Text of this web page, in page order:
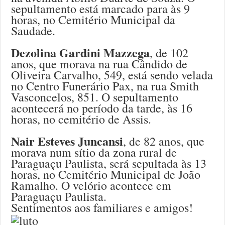
sepultamento está marcado para às 9
horas, no Cemitério Municipal da
Saudade.
Dezolina Gardini Mazzega, de 102
anos, que morava na rua Cândido de
Oliveira Carvalho, 549, está sendo velada
no Centro Funerário Pax, na rua Smith
Vasconcelos, 851. O sepultamento
acontecerá no período da tarde, às 16
horas, no cemitério de Assis.
Nair Esteves Juncansi, de 82 anos, que
morava num sítio da zona rural de
Paraguaçu Paulista, será sepultada às 13
horas, no Cemitério Municipal de João
Ramalho. O velório acontece em
Paraguaçu Paulista.
Sentimentos aos familiares e amigos!